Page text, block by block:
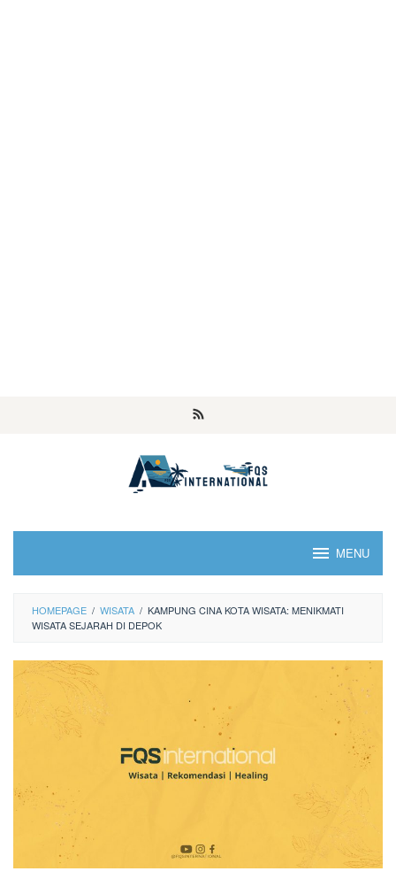
MENU
HOMEPAGE / WISATA / KAMPUNG CINA KOTA WISATA: MENIKMATI
WISATA SEJARAH DI DEPOK